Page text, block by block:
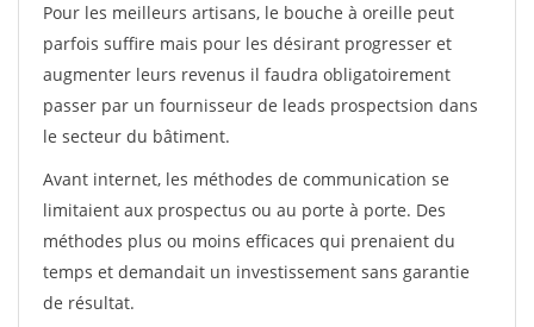
Pour les meilleurs artisans, le bouche à oreille peut
parfois suffire mais pour les désirant progresser et
augmenter leurs revenus il faudra obligatoirement
passer par un fournisseur de leads prospectsion dans
le secteur du bâtiment.
Avant internet, les méthodes de communication se
limitaient aux prospectus ou au porte à porte. Des
méthodes plus ou moins efficaces qui prenaient du
temps et demandait un investissement sans garantie
de résultat.